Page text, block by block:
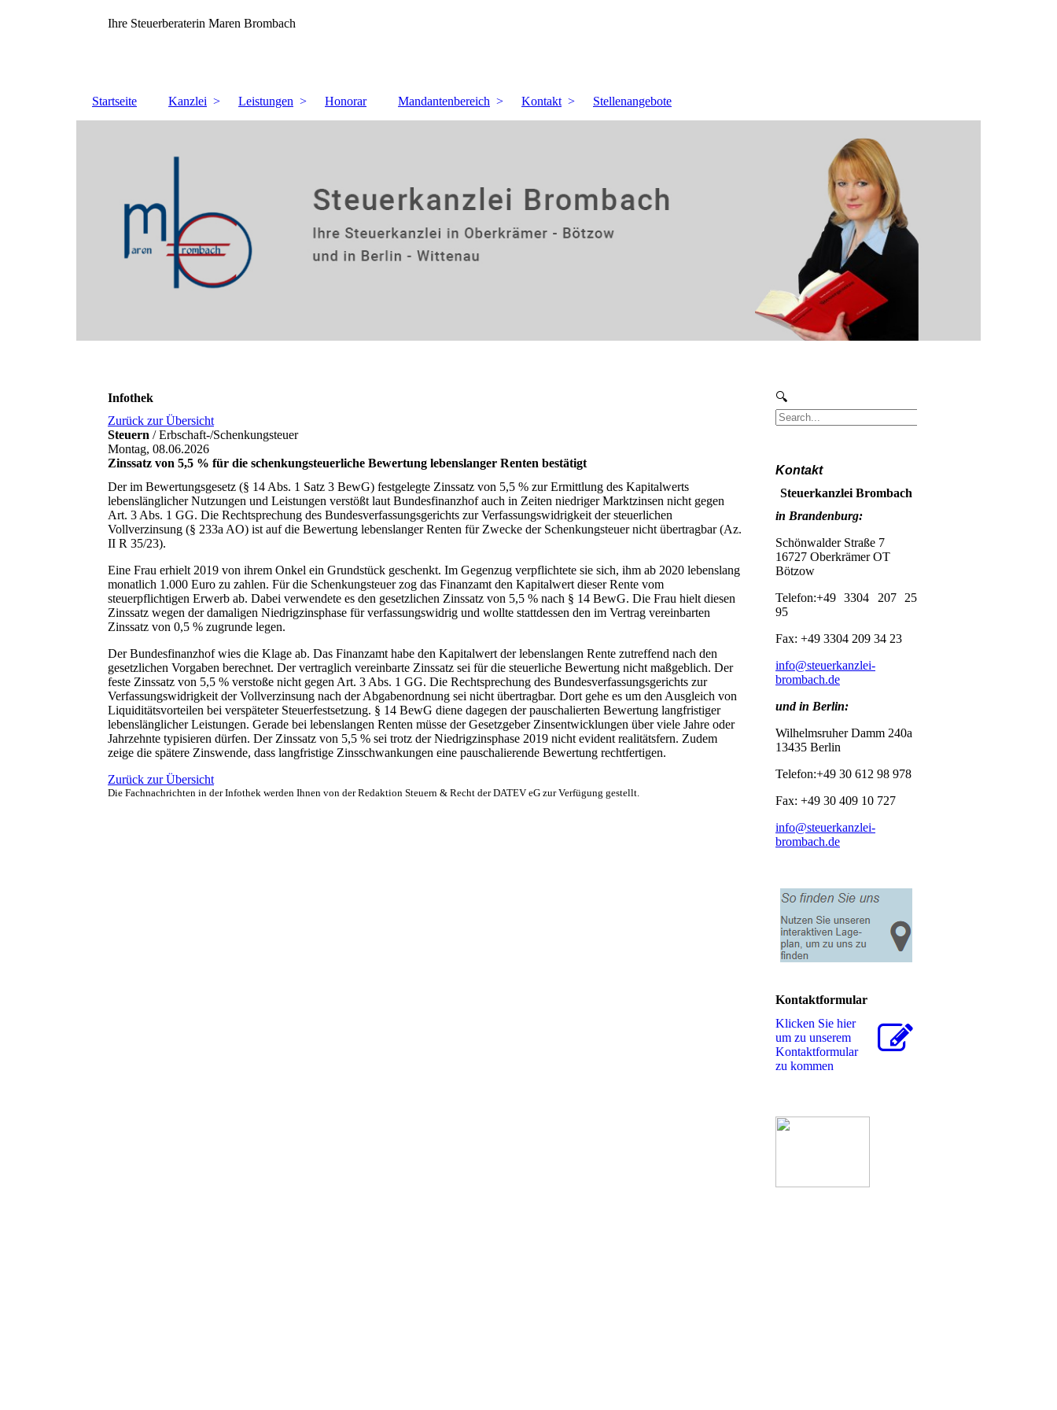
Ihre Steuerberaterin Maren Brombach
Startseite Kanzlei Leistungen Honorar Mandantenbereich Kontakt Stellenangebote
Infothek
Zurück zur Übersicht
Steuern / Erbschaft-/Schenkungsteuer
Montag, 08.06.2026
Zinssatz von 5,5 % für die schenkungsteuerliche Bewertung lebenslanger Renten bestätigt
Der im Bewertungsgesetz (§ 14 Abs. 1 Satz 3 BewG) festgelegte Zinssatz von 5,5 % zur Ermittlung des Kapitalwerts
lebenslänglicher Nutzungen und Leistungen verstößt laut Bundesfinanzhof auch in Zeiten niedriger Marktzinsen nicht gegen
Art. 3 Abs. 1 GG. Die Rechtsprechung des Bundesverfassungsgerichts zur Verfassungswidrigkeit der steuerlichen
Vollverzinsung (§ 233a AO) ist auf die Bewertung lebenslanger Renten für Zwecke der Schenkungsteuer nicht übertragbar (Az.
II R 35/23).
Eine Frau erhielt 2019 von ihrem Onkel ein Grundstück geschenkt. Im Gegenzug verpflichtete sie sich, ihm ab 2020 lebenslang
monatlich 1.000 Euro zu zahlen. Für die Schenkungsteuer zog das Finanzamt den Kapitalwert dieser Rente vom
steuerpflichtigen Erwerb ab. Dabei verwendete es den gesetzlichen Zinssatz von 5,5 % nach § 14 BewG. Die Frau hielt diesen
Zinssatz wegen der damaligen Niedrigzinsphase für verfassungswidrig und wollte stattdessen den im Vertrag vereinbarten
Zinssatz von 0,5 % zugrunde legen.
Der Bundesfinanzhof wies die Klage ab. Das Finanzamt habe den Kapitalwert der lebenslangen Rente zutreffend nach den
gesetzlichen Vorgaben berechnet. Der vertraglich vereinbarte Zinssatz sei für die steuerliche Bewertung nicht maßgeblich. Der
feste Zinssatz von 5,5 % verstoße nicht gegen Art. 3 Abs. 1 GG. Die Rechtsprechung des Bundesverfassungsgerichts zur
Verfassungswidrigkeit der Vollverzinsung nach der Abgabenordnung sei nicht übertragbar. Dort gehe es um den Ausgleich von
Liquiditätsvorteilen bei verspäteter Steuerfestsetzung. § 14 BewG diene dagegen der pauschalierten Bewertung langfristiger
lebenslänglicher Leistungen. Gerade bei lebenslangen Renten müsse der Gesetzgeber Zinsentwicklungen über viele Jahre oder
Jahrzehnte typisieren dürfen. Der Zinssatz von 5,5 % sei trotz der Niedrigzinsphase 2019 nicht evident realitätsfern. Zudem
zeige die spätere Zinswende, dass langfristige Zinsschwankungen eine pauschalierende Bewertung rechtfertigen.
Zurück zur Übersicht
Die Fachnachrichten in der Infothek werden Ihnen von der Redaktion Steuern & Recht der DATEV eG zur Verfügung gestellt.
Kontakt
Steuerkanzlei Brombach
in Brandenburg:
Schönwalder Straße 7
16727 Oberkrämer OT
Bötzow
Telefon:+49 3304 207 25
95
Fax: +49 3304 209 34 23
info@steuerkanzlei-
brombach.de
und in Berlin:
Wilhelmsruher Damm 240a
13435 Berlin
Telefon:+49 30 612 98 978
Fax: +49 30 409 10 727
info@steuerkanzlei-
brombach.de
Kontaktformular
Klicken Sie hier
um zu unserem
Kon­takt­for­mu­lar
zu kommen